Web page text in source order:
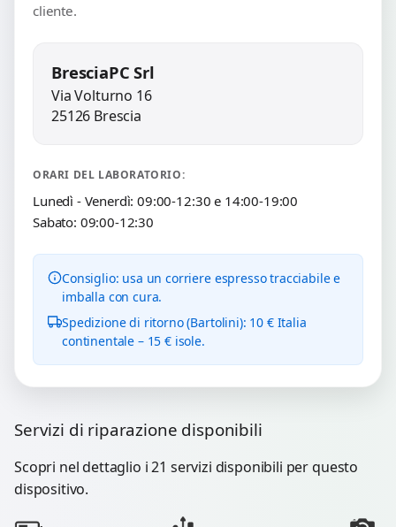
cliente.
BresciaPC Srl
Via Volturno 16
25126 Brescia
ORARI DEL LABORATORIO:
Lunedì - Venerdì: 09:00-12:30 e 14:00-19:00
Sabato: 09:00-12:30
Consiglio: usa un corriere espresso tracciabile e
imballa con cura.
Spedizione di ritorno (Bartolini): 10 € Italia
continentale – 15 € isole.
Servizi di riparazione disponibili
Scopri nel dettaglio i 21 servizi disponibili per questo
dispositivo.